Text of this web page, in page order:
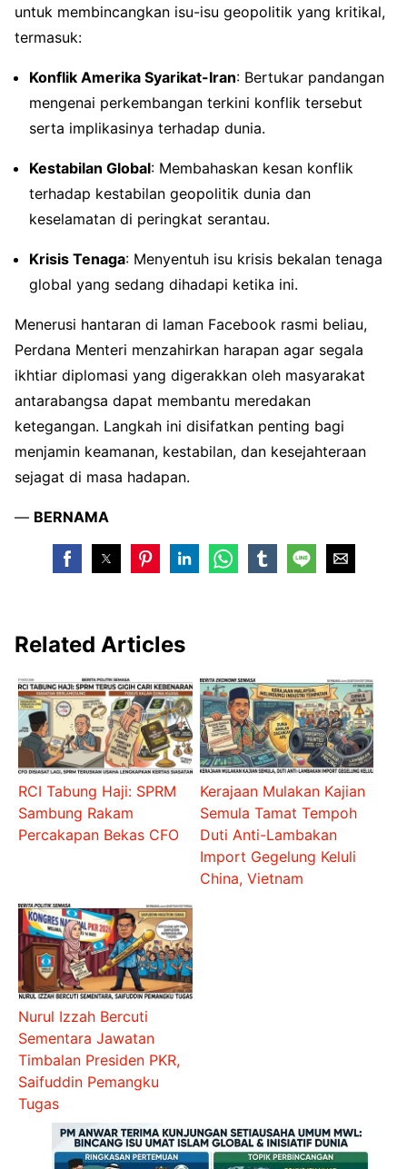
untuk membincangkan isu-isu geopolitik yang kritikal,
termasuk:
Konflik Amerika Syarikat-Iran: Bertukar pandangan
mengenai perkembangan terkini konflik tersebut
serta implikasinya terhadap dunia.
Kestabilan Global: Membahaskan kesan konflik
terhadap kestabilan geopolitik dunia dan
keselamatan di peringkat serantau.
Krisis Tenaga: Menyentuh isu krisis bekalan tenaga
global yang sedang dihadapi ketika ini.
Menerusi hantaran di laman Facebook rasmi beliau,
Perdana Menteri menzahirkan harapan agar segala
ikhtiar diplomasi yang digerakkan oleh masyarakat
antarabangsa dapat membantu meredakan
ketegangan. Langkah ini disifatkan penting bagi
menjamin keamanan, kestabilan, dan kesejahteraan
sejagat di masa hadapan.
— BERNAMA
Related Articles
RCI Tabung Haji: SPRM
Sambung Rakam
Percakapan Bekas CFO
Kerajaan Mulakan Kajian
Semula Tamat Tempoh
Duti Anti-Lambakan
Import Gegelung Keluli
China, Vietnam
Nurul Izzah Bercuti
Sementara Jawatan
Timbalan Presiden PKR,
Saifuddin Pemangku
Tugas